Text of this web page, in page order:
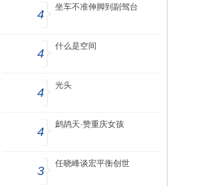
4
坐车不准伸脚到副驾台
4
什么是空间
4
光头
4
鹧鸪天·赞重庆女孩
3
任晓峰谈宏平衡创世